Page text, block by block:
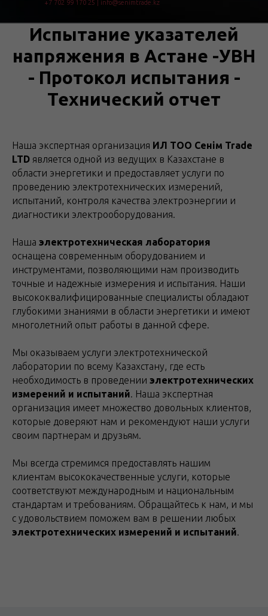
+7 702 99 170 25
info@senimtrade.kz
Испытание указателей
напряжения в Астане -УВН
- Протокол испытания -
Технический отчет
Наша экспертная организация ИЛ ТОО Сенім Trade
LTD является одной из ведущих в Казахстане в
области энергетики и предоставляет услуги по
проведению электротехнических измерений,
испытаний, контроля качества электроэнергии и
диагностики электрооборудования.
Наша электротехническая лаборатория
оснащена современным оборудованием и
инструментами, позволяющими нам производить
точные и надежные измерения и испытания. Наши
высококвалифицированные специалисты обладают
глубокими знаниями в области энергетики и имеют
многолетний опыт работы в данной сфере.
Мы оказываем услуги электротехнической
лаборатории по всему Казахстану, где есть
необходимость в проведении электротехнических
измерений и испытаний. Наша экспертная
организация имеет множество довольных клиентов,
которые доверяют нам и рекомендуют наши услуги
своим партнерам и друзьям.
Мы всегда стремимся предоставлять нашим
клиентам высококачественные услуги, которые
соответствуют международным и национальным
стандартам и требованиям. Обращайтесь к нам, и мы
с удовольствием поможем вам в решении любых
электротехнических измерений и испытаний.